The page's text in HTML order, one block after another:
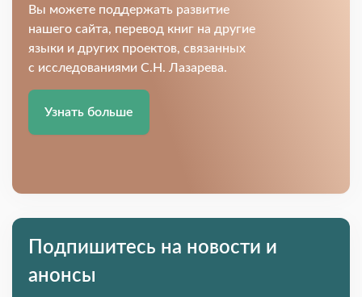
Вы можете поддержать развитие
нашего сайта, перевод книг на другие
языки и других проектов, связанных
с исследованиями С.Н. Лазарева.
Узнать больше
Подпишитесь на новости и
анонсы